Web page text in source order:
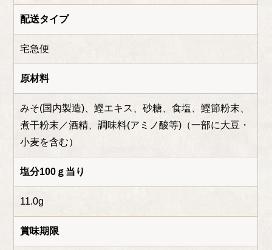
配送タイプ
宅急便
原材料
みそ(国内製造)、鰹エキス、砂糖、食塩、鰹節粉末、
煮干粉末／酒精、調味料(アミノ酸等)（一部に大豆・
小麦を含む）
塩分100ｇ当り
11.0g
賞味期限